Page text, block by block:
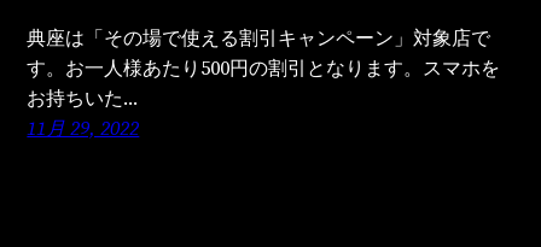
典座は「その場で使える割引キャンペーン」対象店で
す。お一人様あたり500円の割引となります。スマホを
お持ちいた…
11月 29, 2022